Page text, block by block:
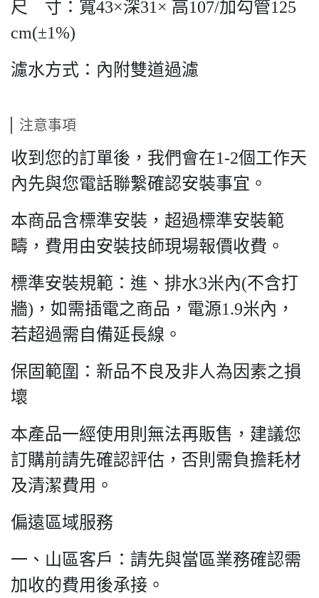
尺 寸：寬43×深31× 高107/加勾管125
cm(±1%)
濾水方式：內附雙道過濾
注意事項
收到您的訂單後，我們會在1-2個工作天
內先與您電話聯繫確認安裝事宜。
本商品含標準安裝，超過標準安裝範
疇，費用由安裝技師現場報價收費。
標準安裝規範：進、排水3米內(不含打
牆)，如需插電之商品，電源1.9米內，
若超過需自備延長線。
保固範圍：新品不良及非人為因素之損
壞
本產品一經使用則無法再販售，建議您
訂購前請先確認評估，否則需負擔耗材
及清潔費用。
偏遠區域服務
一、山區客戶：請先與當區業務確認需
加收的費用後承接。